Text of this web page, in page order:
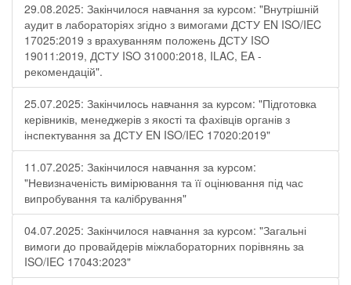
29.08.2025: Закінчилося навчання за курсом: "Внутрішній
аудит в лабораторіях згідно з вимогами ДСТУ EN ISO/IEC
17025:2019 з врахуванням положень ДСТУ ISO
19011:2019, ДСТУ ISO 31000:2018, ILAC, EA -
рекомендацій".
25.07.2025: Закінчилось навчання за курсом: "Підготовка
керівників, менеджерів з якості та фахівців органів з
інспектування за ДСТУ EN ISO/IEC 17020:2019"
11.07.2025: Закінчилося навчання за курсом:
"Невизначеність вимірювання та її оцінювання під час
випробування та калібрування"
04.07.2025: Закінчилося навчання за курсом: "Загальні
вимоги до провайдерів міжлабораторних порівнянь за
ISO/IEC 17043:2023"